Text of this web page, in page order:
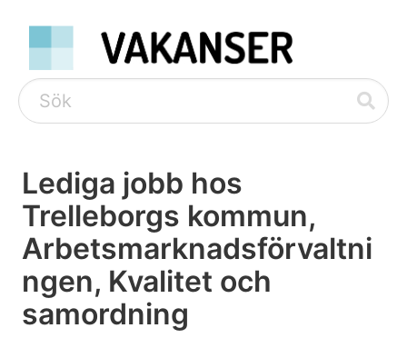
Lediga jobb hos
Trelleborgs kommun,
Arbetsmarknadsförvaltni
ngen, Kvalitet och
samordning